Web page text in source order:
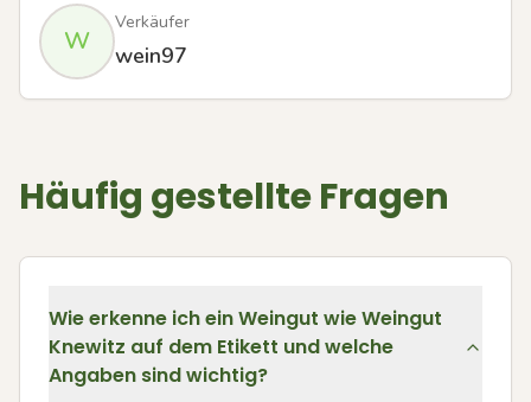
W
Verkäufer
wein97
Häufig gestellte Fragen
Wie erkenne ich ein Weingut wie Weingut
Knewitz auf dem Etikett und welche
Angaben sind wichtig?